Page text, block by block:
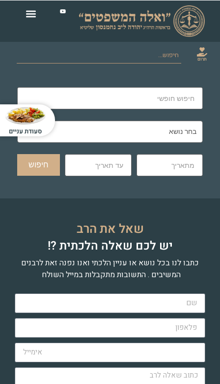
תרום
חיפוש
שאל את הרב
יש לכם שאלה הלכתית ?!
כתבו לנו בכל נושא או עניין הלכתי ואנו נפנה זאת לרבנים
המשיבים . התשובות מתקבלות במייל השולח
סעודת עניים